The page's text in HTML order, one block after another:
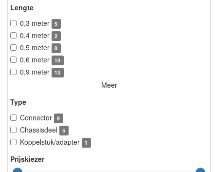
Lengte
0,3 meter
5
0,4 meter 2
0,5 meter 8
0,6 meter 10
0,9 meter 13
Meer
Type
Connector
9
Chassisdeel 5
Koppelstuk/adapter 1
Prijskiezer